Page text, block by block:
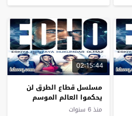
02:15:44
مسلسل قطاع الطرق لن
يحكموا العالم الموسم
السادس الحلقة 1
منذ 6 سنوات